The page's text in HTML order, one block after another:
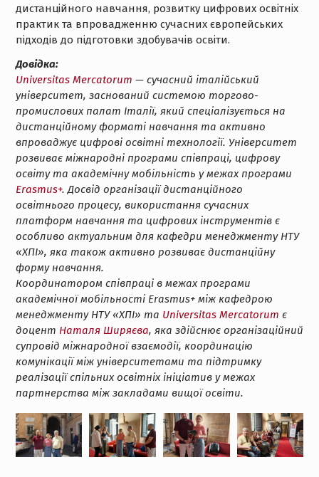
дистанційного навчання, розвитку цифрових освітніх
практик та впровадженню сучасних європейських
підходів до підготовки здобувачів освіти.
Довідка:
Universitas Mercatorum — сучасний італійський
університет, заснований системою торгово-
промислових палат Італії, який спеціалізується на
дистанційному форматі навчання та активно
впроваджує цифрові освітні технології. Університет
розвиває міжнародні програми співпраці, цифрову
освіту та академічну мобільність у межах програми
Erasmus+. Досвід організації дистанційного
освітнього процесу, використання сучасних
платформ навчання та цифрових інструментів є
особливо актуальним для кафедри менеджменту НТУ
«ХПІ», яка також активно розвиває дистанційну
форму навчання.
Координатором співпраці в межах програми
академічної мобільності Erasmus+ між кафедрою
менеджменту НТУ «ХПІ» та Universitas Mercatorum є
доцент Наталя Ширяєва, яка здійснює організаційний
супровід міжнародної взаємодії, координацію
комунікації між університетами та підтримку
реалізації спільних освітніх ініціатив у межах
партнерства між закладами вищої освіти.